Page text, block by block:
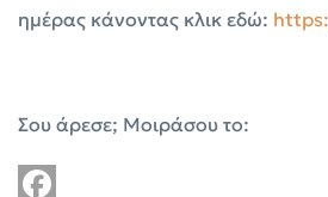
ημέρας κάνοντας κλικ εδώ:
Σου άρεσε; Μοιράσου το: